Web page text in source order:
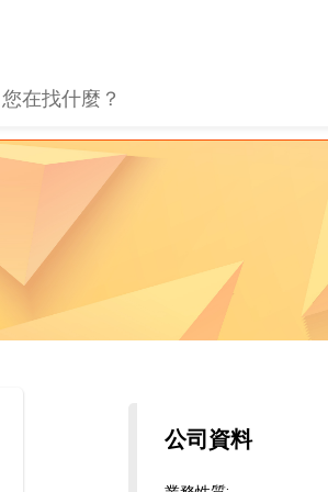
公司資料